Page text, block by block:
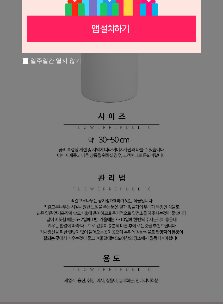
일주일간 열지 않기